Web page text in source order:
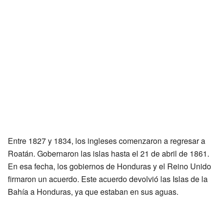
Entre 1827 y 1834, los ingleses comenzaron a regresar a
Roatán. Gobernaron las islas hasta el 21 de abril de 1861.
En esa fecha, los gobiernos de Honduras y el Reino Unido
firmaron un acuerdo. Este acuerdo devolvió las Islas de la
Bahía a Honduras, ya que estaban en sus aguas.